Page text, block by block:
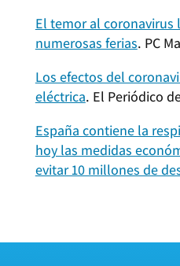
El temor al coronavirus
numerosas ferias. PC
Los efectos del
eléctrica. El Periódico
España contiene la
hoy las medidas
evitar 10 millones de